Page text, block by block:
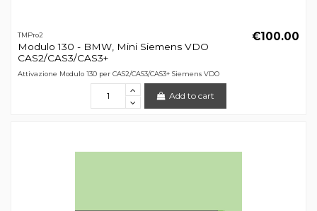
TMPro2
Modulo 130 - BMW, Mini Siemens VDO
CAS2/CAS3/CAS3+
€100.00
Attivazione Modulo 130 per CAS2/CAS3/CAS3+ Siemens VDO
Add to cart